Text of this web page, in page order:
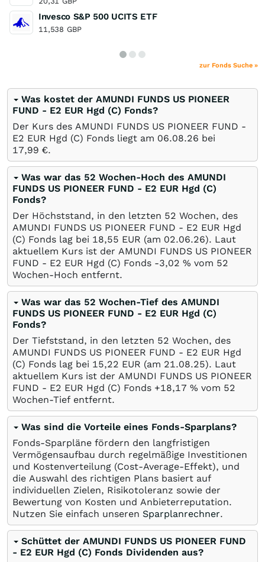
Invesco S&P 500 UCITS ETF
11,538 GBP
zur Fonds Suche »
Was kostet der AMUNDI FUNDS US PIONEER
FUND - E2 EUR Hgd (C) Fonds?
Der Kurs des AMUNDI FUNDS US PIONEER FUND -
E2 EUR Hgd (C) Fonds liegt am 06.08.26 bei
17,99 €.
Was war das 52 Wochen-Hoch des AMUNDI
FUNDS US PIONEER FUND - E2 EUR Hgd (C)
Fonds?
Der Höchststand, in den letzten 52 Wochen, des
AMUNDI FUNDS US PIONEER FUND - E2 EUR Hgd
(C) Fonds lag bei 18,55 EUR (am 02.06.26). Laut
aktuellem Kurs ist der AMUNDI FUNDS US PIONEER
FUND - E2 EUR Hgd (C) Fonds -3,02 % vom 52
Wochen-Hoch entfernt.
Was war das 52 Wochen-Tief des AMUNDI
FUNDS US PIONEER FUND - E2 EUR Hgd (C)
Fonds?
Der Tiefststand, in den letzten 52 Wochen, des
AMUNDI FUNDS US PIONEER FUND - E2 EUR Hgd
(C) Fonds lag bei 15,22 EUR (am 21.08.25). Laut
aktuellem Kurs ist der AMUNDI FUNDS US PIONEER
FUND - E2 EUR Hgd (C) Fonds +18,17 % vom 52
Wochen-Tief entfernt.
Was sind die Vorteile eines Fonds-Sparplans?
Fonds-Sparpläne fördern den langfristigen
Vermögensaufbau durch regelmäßige Investitionen
und Kostenverteilung (Cost-Average-Effekt), und
die Auswahl des richtigen Plans basiert auf
individuellen Zielen, Risikotoleranz sowie der
Bewertung von Kosten und Anbieterreputation.
Nutzen Sie einfach unseren Sparplanrechner.
Schüttet der AMUNDI FUNDS US PIONEER FUND
- E2 EUR Hgd (C) Fonds Dividenden aus?